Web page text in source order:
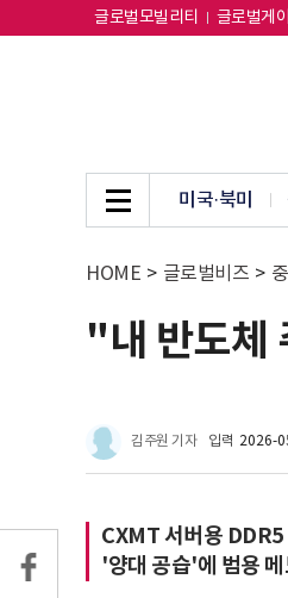
글로벌모빌리티 글로벌게
미국·북미
HOME > 글로벌비즈 >
"내 반도체
김주원 기자 입력 2026-
CXMT 서버용
'양대 공습'에 범용